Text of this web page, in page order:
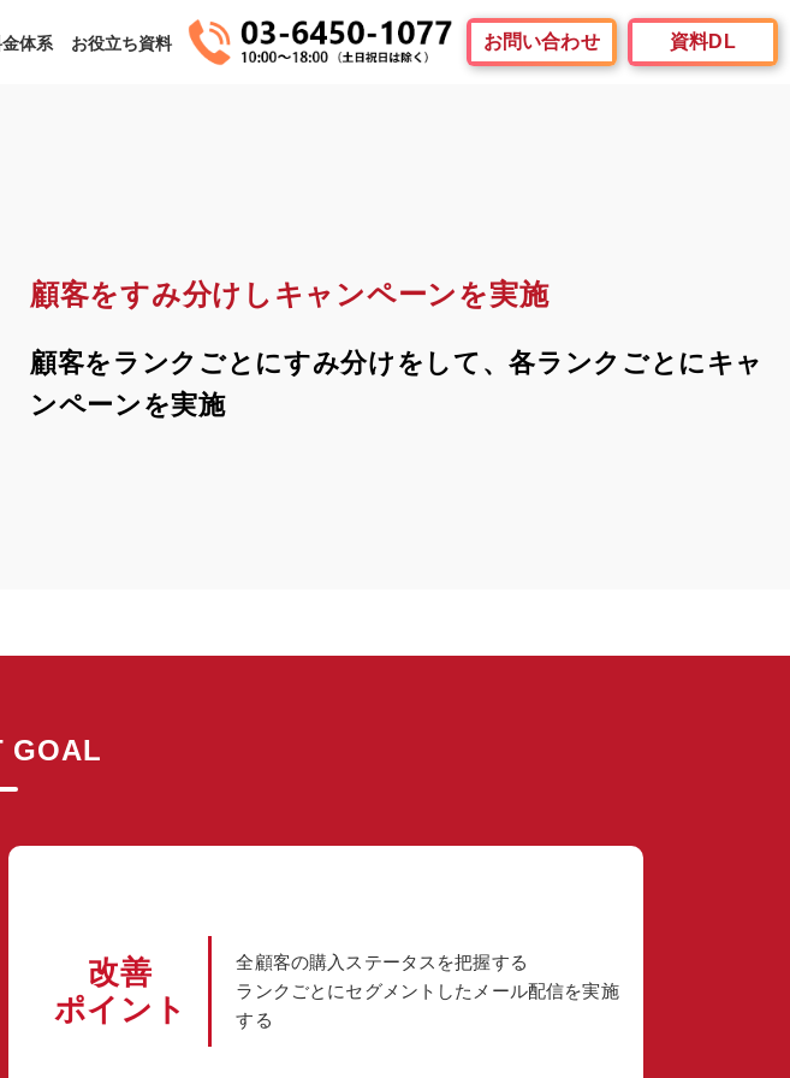
体系 お役立ち資料 お問い合わせ 資料DL
顧客をすみ分けしキャンペーンを実施
顧客をランクごとにすみ分けをして、各ランクごとにキャ
ンペーンを実施
GOAL
改善
ポイント
全顧客の購入ステータスを把握する
ランクごとにセグメントしたメール配信を実施
する